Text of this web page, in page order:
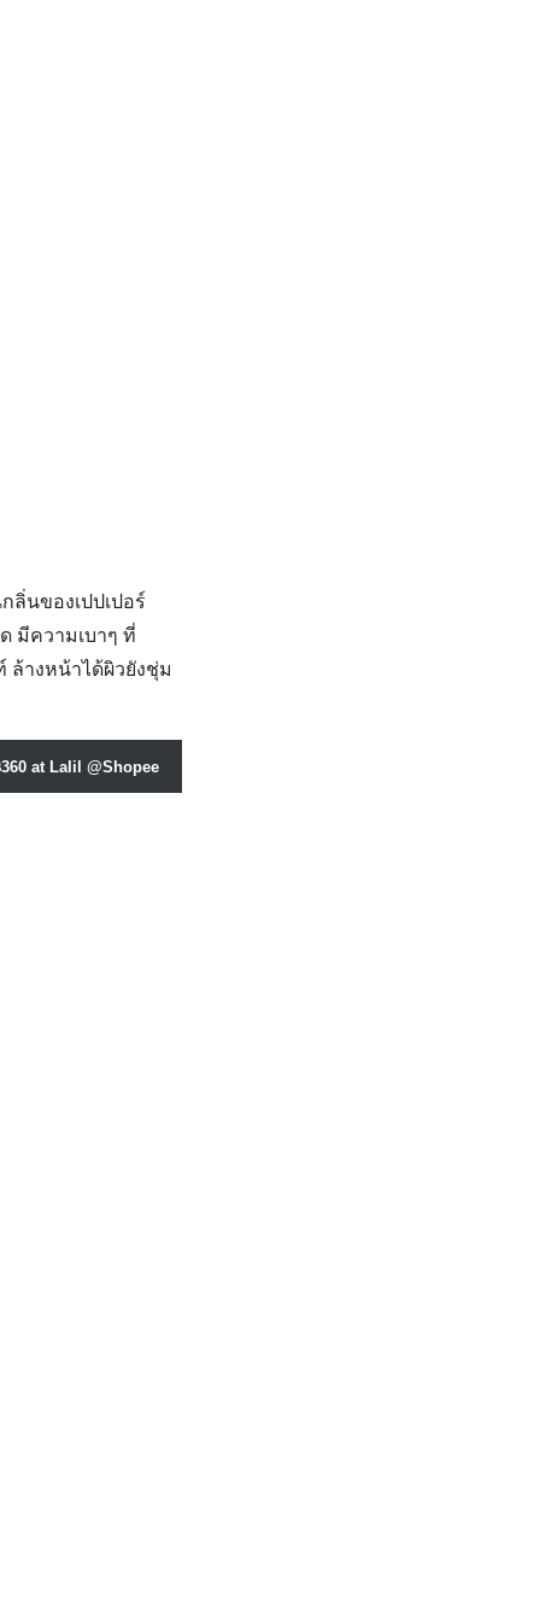
ลิ่นของเปปเปอร์
มีความเบาๆ ที่
ล้างหน้าได้ผิวยังชุ่ม
at Lalil @Shopee